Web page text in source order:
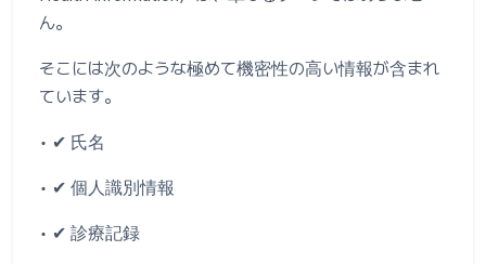
ん。
そこには次のような極めて機密性の高い情報が含まれ
ています。
• ✔ 氏名
• ✔ 個人識別情報
• ✔ 診療記録